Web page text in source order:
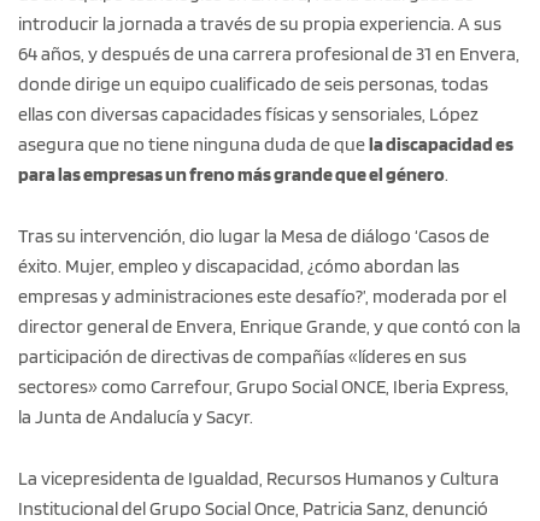
introducir la jornada a través de su propia experiencia. A sus
64 años, y después de una carrera profesional de 31 en Envera,
donde dirige un equipo cualificado de seis personas, todas
ellas con diversas capacidades físicas y sensoriales, López
asegura que no tiene ninguna duda de quela discapacidad es
para las empresas un freno más grande que el género.
Tras su intervención, dio lugar la Mesa de diálogo ‘Casos de
éxito. Mujer, empleo y discapacidad, ¿cómo abordan las
empresas y administraciones este desafío?’, moderada por el
director general de Envera, Enrique Grande, y que contó con la
participación de directivas de compañías «líderes en sus
sectores» como Carrefour, Grupo Social ONCE, Iberia Express,
la Junta de Andalucía y Sacyr.
La vicepresidenta de Igualdad, Recursos Humanos y Cultura
Institucional del Grupo Social Once, Patricia Sanz, denunció